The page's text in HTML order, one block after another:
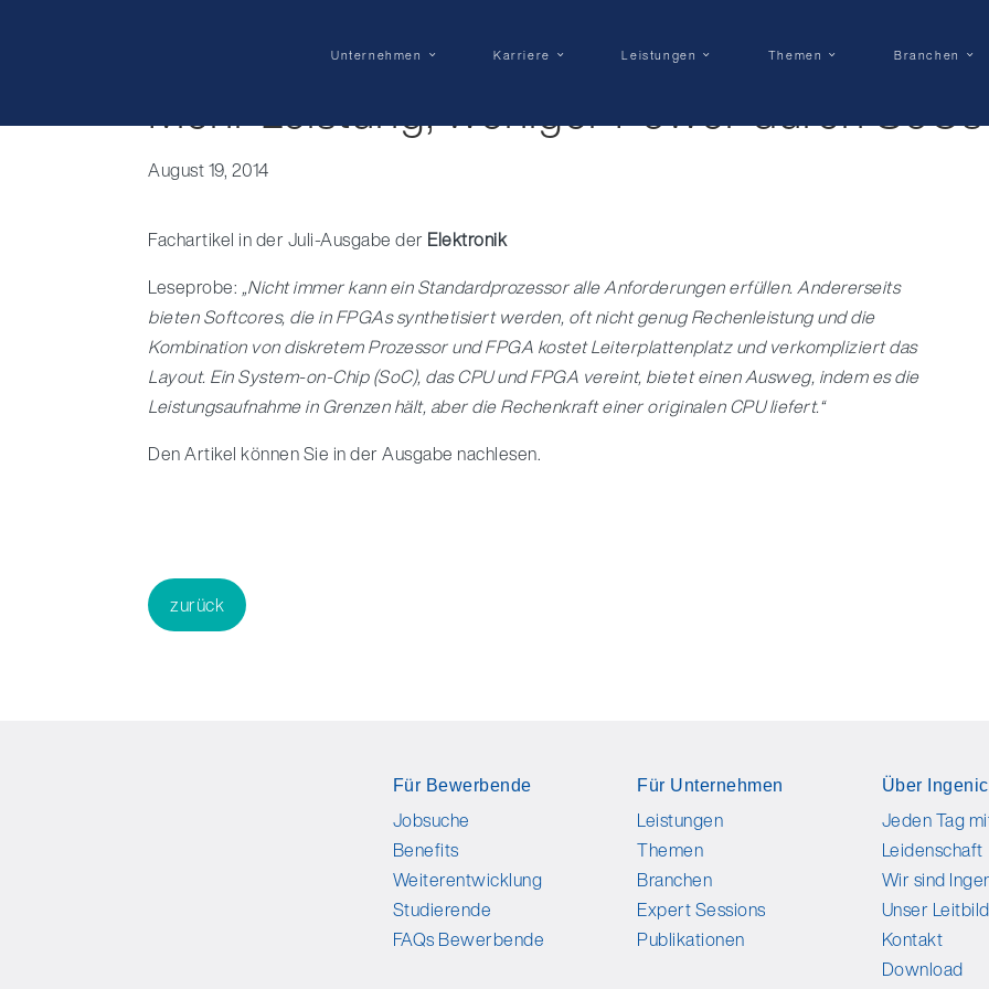
Unternehmen Karriere Leistungen Themen Branchen
Mehr Leistung, weniger Power durch SoCs
August 19, 2014
Fachartikel in der Juli-Ausgabe der Elektronik
Leseprobe: „Nicht immer kann ein Standardprozessor alle Anforderungen erfüllen. Andererseits
bieten Softcores, die in FPGAs synthetisiert werden, oft nicht genug Rechenleistung und die
Kombination von diskretem Prozessor und FPGA kostet Leiterplattenplatz und verkompliziert das
Layout. Ein System-on-Chip (SoC), das CPU und FPGA vereint, bietet einen Ausweg, indem es die
Leistungsaufnahme in Grenzen hält, aber die Rechenkraft einer originalen CPU liefert.“
Den Artikel können Sie in der Ausgabe nachlesen.
zurück
Für Bewerbende
Jobsuche
Benefits
Weiterentwicklung
Studierende
FAQs Bewerbende
Für Unternehmen
Leistungen
Themen
Branchen
Expert Sessions
Publikationen
Über
Jeden Tag
Leidenschaft
Wir sind
Unser Leitbild
Kontakt
Download